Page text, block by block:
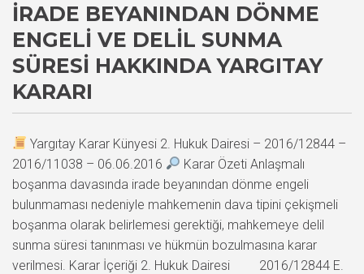
İRADE BEYANINDAN DÖNME
ENGELI VE DELIL SUNMA
SÜRESI HAKKINDA YARGITAY
KARARI
Yargıtay Karar Künyesi 2. Hukuk Dairesi – 2016/12844 –
2016/11038 – 06.06.2016
Karar Özeti Anlaşmalı
boşanma davasında irade beyanından dönme engeli
bulunmaması nedeniyle mahkemenin dava tipini çekişmeli
boşanma olarak belirlemesi gerektiği, mahkemeye delil
sunma süresi tanınması ve hükmün bozulmasına karar
verilmesi. Karar İçeriği 2. Hukuk Dairesi 2016/12844 E.